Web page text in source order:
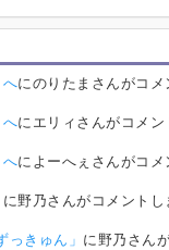
にのりたまさんがコメ
にエリィさんがコメン
によーへぇさんがコメ
に野乃さんがコメントし
っきゅん」 に野乃さん